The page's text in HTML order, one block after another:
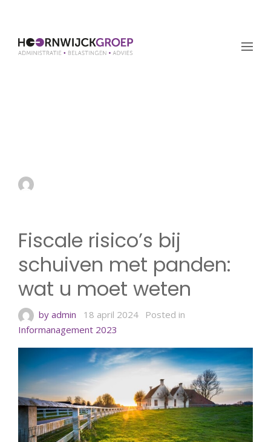
Fiscale risico’s bij
schuiven met panden:
wat u moet weten
by admin 18 april 2024
Posted in
Informanagement 2023